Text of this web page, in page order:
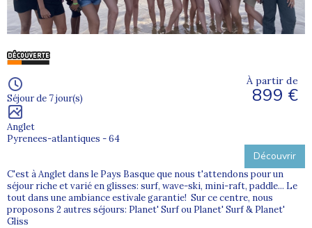
Séjour de 7 jour(s)
Anglet
Pyrenees-atlantiques - 64
À partir de
899 €
Découvrir
C'est à Anglet dans le Pays Basque que nous t'attendons pour un
séjour riche et varié en glisses: surf, wave-ski, mini-raft, paddle... Le
tout dans une ambiance estivale garantie! Sur ce centre, nous
proposons 2 autres séjours: Planet' Surf ou Planet' Surf & Planet'
Gliss